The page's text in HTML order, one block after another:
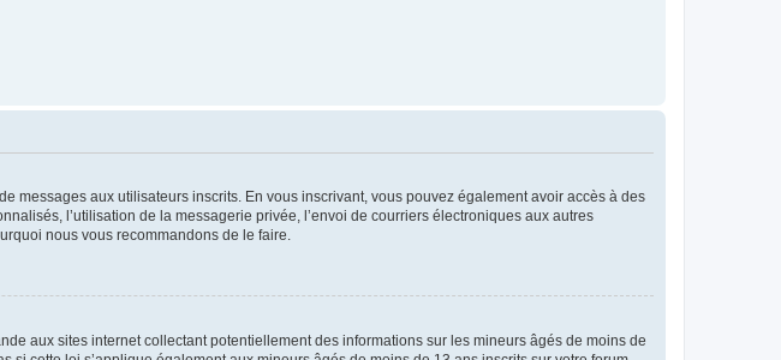
messages aux utilisateurs inscrits. En vous inscrivant, vous pouvez également avoir accès à des
l’utilisation de la messagerie privée, l’envoi de courriers électroniques aux autres
nous vous recommandons de le faire.
aux sites internet collectant potentiellement des informations sur les mineurs âgés de moins de